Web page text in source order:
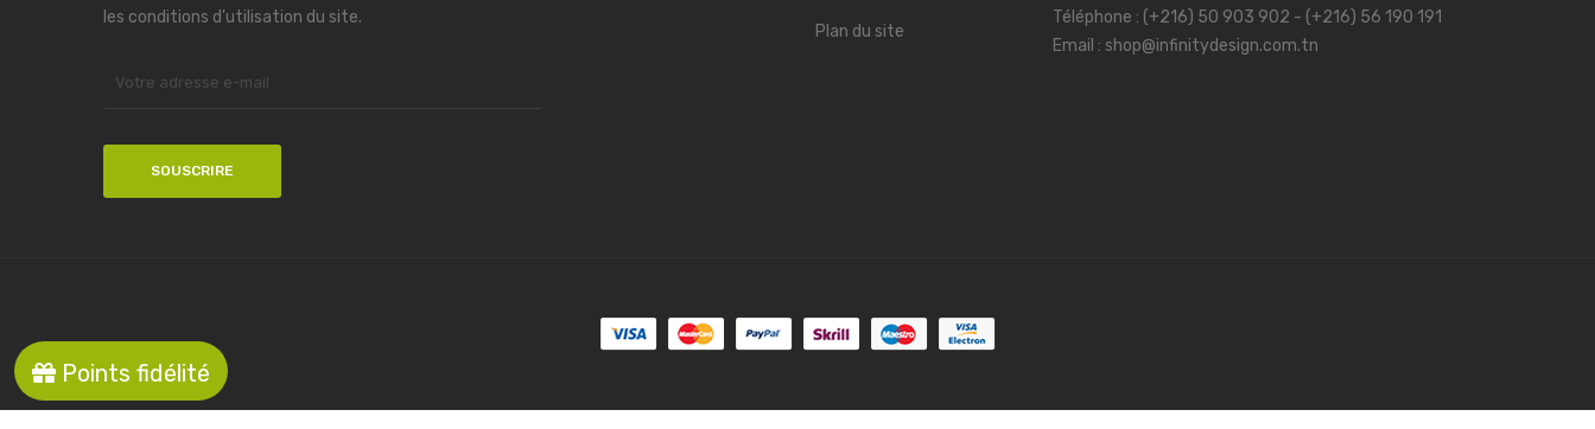
les conditions d'utilisation du site.
Plan du site
Points fidélité
Téléphone : (+216) 50 903 902 - (+216) 56 190 191
Email : shop@infinitydesign.com.tn